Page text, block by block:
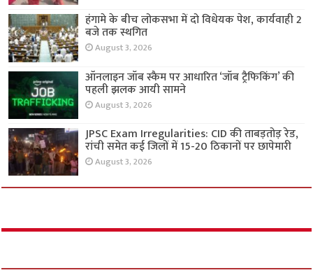
हंगामे के बीच लोकसभा में दो विधेयक पेश, कार्यवाही 2
बजे तक स्थगित
August 3, 2026
ऑनलाइन जॉब स्कैम पर आधारित ‘जॉब ट्रैफिकिंग’ की
पहली झलक आयी सामने
August 3, 2026
JPSC Exam Irregularities: CID की ताबड़तोड़ रेड,
रांची समेत कई जिलों में 15-20 ठिकानों पर छापेमारी
August 3, 2026